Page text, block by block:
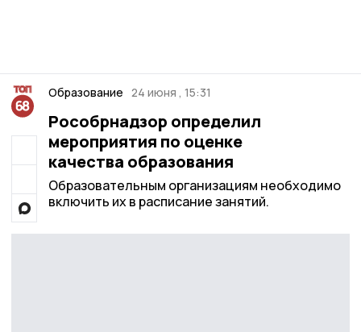
Образование 24 июня , 15:31
Рособрнадзор определил
мероприятия по оценке
качества образования
Образовательным организациям необходимо
включить их в расписание занятий.